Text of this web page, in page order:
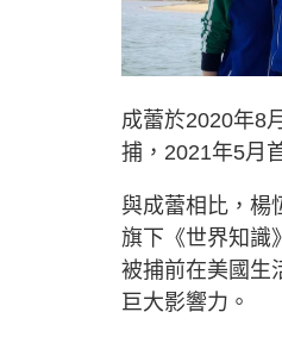
成蕾於2020年8
捕，2021年5月
與成蕾相比，楊
旗下《世界知識
被捕前在美國生
巨大影響力。